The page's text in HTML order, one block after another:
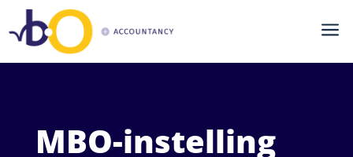
a
MBO-instelling